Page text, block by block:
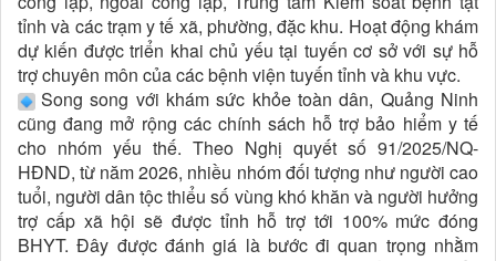
tỉnh và các trạm y tế xã, phường, đặc khu. Hoạt động khám
dự kiến được triển khai chủ yếu tại tuyến cơ sở với sự hỗ
trợ chuyên môn của các bệnh viện tuyến tỉnh và khu vực.
Song song với khám sức khỏe toàn dân, Quảng Ninh
cũng đang mở rộng các chính sách hỗ trợ bảo hiểm y tế
cho nhóm yếu thế. Theo Nghị quyết số 91/2025/NQ-
HĐND, từ năm 2026, nhiều nhóm đối tượng như người cao
tuổi, người dân tộc thiểu số vùng khó khăn và người hưởng
trợ cấp xã hội sẽ được tỉnh hỗ trợ tới 100% mức đóng
BHYT. Đây được đánh giá là bước đi quan trọng nhằm